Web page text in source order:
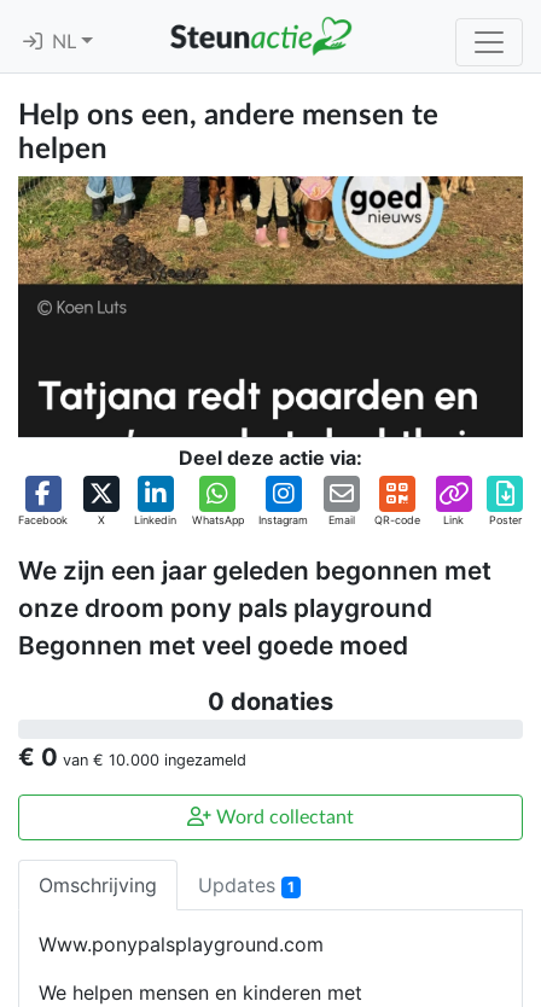
NL
Help ons een, andere mensen te
helpen
Deel deze actie via:
Facebook X Linkedin WhatsApp Instagram Email QR-code Link Poster
We zijn een jaar geleden begonnen met
onze droom pony pals playground
Begonnen met veel goede moed
0 donaties
€ 0 van € 10.000 ingezameld
Word collectant
Omschrijving Updates 1
Www.ponypalsplayground.com
We helpen mensen en kinderen met